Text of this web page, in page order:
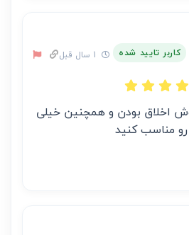
کاربر تایید شده
اخلاق بودن و همچنین خیلی
مناسب کنید